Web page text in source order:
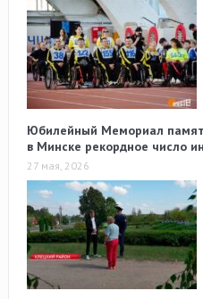
Юбилейный Мемориал
в Минске рекордное число
27 мая, 2026